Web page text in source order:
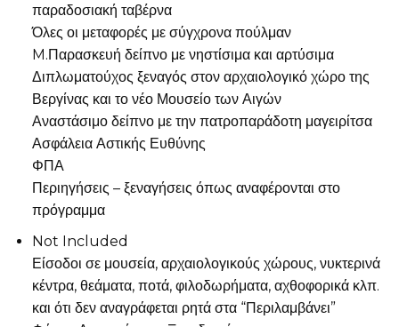
παραδοσιακή ταβέρνα
Όλες οι μεταφορές με σύγχρονα πούλμαν
M.Παρασκευή δείπνο με νηστίσιμα και αρτύσιμα
Διπλωματούχος ξεναγός στον αρχαιολογικό χώρο της
Βεργίνας και το νέο Μουσείο των Αιγών
Αναστάσιμο δείπνο με την πατροπαράδοτη μαγειρίτσα
Ασφάλεια Αστικής Ευθύνης
ΦΠΑ
Περιηγήσεις – ξεναγήσεις όπως αναφέρονται στο
πρόγραμμα
Not Included
Είσοδοι σε μουσεία, αρχαιολογικούς χώρους, νυκτερινά
κέντρα, θεάματα, ποτά, φιλοδωρήματα, αχθοφορικά κλπ.
και ότι δεν αναγράφεται ρητά στα “Περιλαμβάνει”